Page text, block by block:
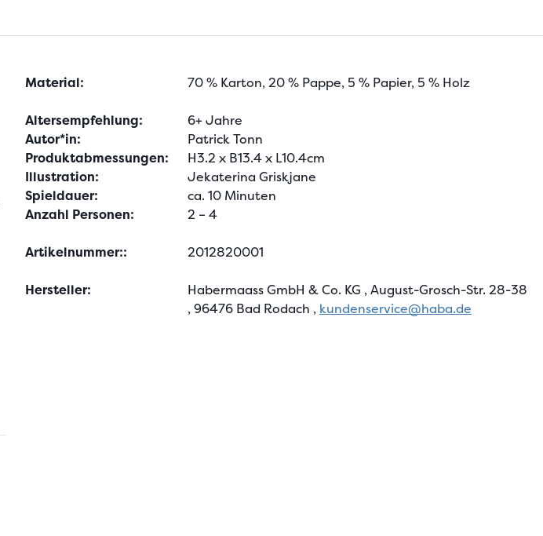
Material: 70 % Karton, 20 % Pappe, 5 % Papier, 5 % Holz
Altersempfehlung:
6+ Jahre
Autor*in:
Patrick Tonn
Produktabmessungen:
H3.2 x B13.4 x L10.4cm
Illustration:
Jekaterina Griskjane
Spieldauer:
ca. 10 Minuten
Anzahl Personen:
2 – 4
Artikelnummer:: 2012820001
Hersteller: Habermaass GmbH & Co. KG , August-Grosch-Str. 28-38
, 96476 Bad Rodach , kundenservice@haba.de